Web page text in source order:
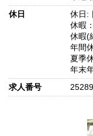
休日
休日:
休暇
休暇(
年間
夏季
年末
求人番号